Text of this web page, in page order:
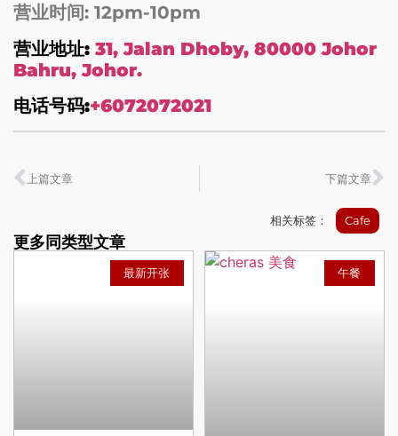
营业时间: 12pm-10pm
营业地址: 31, Jalan Dhoby, 80000 Johor
Bahru, Johor.
电话号码:+6072072021
上篇文章 下篇文章
最新开张 午餐
相关标签： Cafe
更多同类型文章